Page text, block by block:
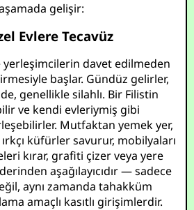
gelişir:
Evlere Tecavüz
davet edilmeden
başlar. Gündüz gelirler,
genellikle silahlı. Bir Filistin
ve kendi evleriymiş gibi
Mutfaktan yemek yer,
küfürler savurur, mobilyaları
kırar, grafiti çizer veya yere
aşağılayıcıdır — sadece
aynı zamanda tahakküm
amaçlı kasıtlı girişimlerdir.